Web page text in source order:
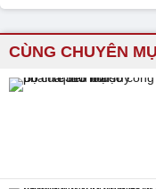
CÙNG CHUYÊN